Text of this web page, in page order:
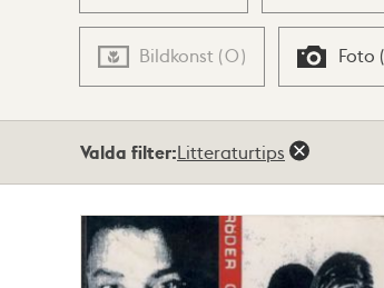
Bildkonst (0) Foto (
Valda filter:Litteraturtips